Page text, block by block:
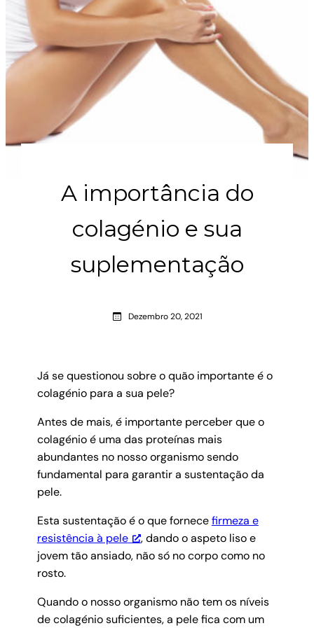
A importância do
colagénio e sua
suplementação
Dezembro 20, 2021
Já se questionou sobre o quão importante é o
colagénio para a sua pele?
Antes de mais, é importante perceber que o
colagénio é uma das proteínas mais
abundantes no nosso organismo sendo
fundamental para garantir a sustentação da
pele.
Esta sustentação é o que fornecefirmeza e
resistência à pele
, dando o aspeto liso e
jovem tão ansiado, não só no corpo como no
rosto.
Quando o nosso organismo não tem os níveis
de colagénio suficientes, a pele fica com um